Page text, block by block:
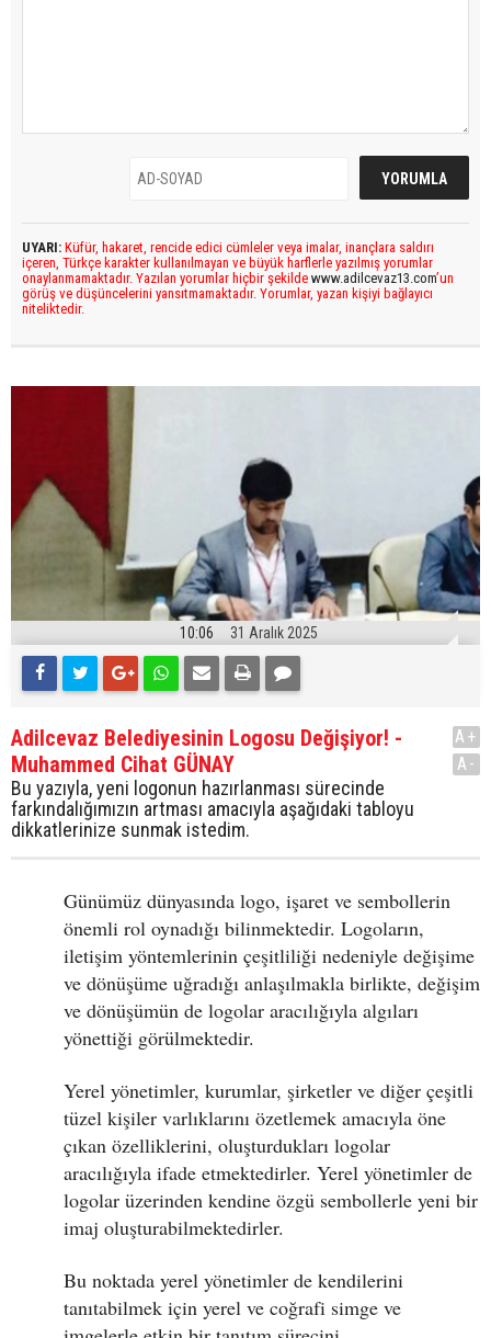
UYARI: Küfür, hakaret, rencide edici cümleler veya imalar, inançlara saldırı
içeren, Türkçe karakter kullanılmayan ve büyük harflerle yazılmış yorumlar
onaylanmamaktadır. Yazılan yorumlar hiçbir şekilde www.adilcevaz13.com’un
görüş ve düşüncelerini yansıtmamaktadır. Yorumlar, yazan kişiyi bağlayıcı
niteliktedir.
10:06 31 Aralık 2025
Adilcevaz Belediyesinin Logosu Değişiyor! -
Muhammed Cihat GÜNAY
Bu yazıyla, yeni logonun hazırlanması sürecinde
farkındalığımızın artması amacıyla aşağıdaki tabloyu
dikkatlerinize sunmak istedim.
A+
A-
Günümüz dünyasında logo, işaret ve sembollerin
önemli rol oynadığı bilinmektedir. Logoların,
iletişim yöntemlerinin çeşitliliği nedeniyle değişime
ve dönüşüme uğradığı anlaşılmakla birlikte, değişim
ve dönüşümün de logolar aracılığıyla algıları
yönettiği görülmektedir.
Yerel yönetimler, kurumlar, şirketler ve diğer çeşitli
tüzel kişiler varlıklarını özetlemek amacıyla öne
çıkan özelliklerini, oluşturdukları logolar
aracılığıyla ifade etmektedirler. Yerel yönetimler de
logolar üzerinden kendine özgü sembollerle yeni bir
imaj oluşturabilmektedirler.
Bu noktada yerel yönetimler de kendilerini
tanıtabilmek için yerel ve coğrafi simge ve